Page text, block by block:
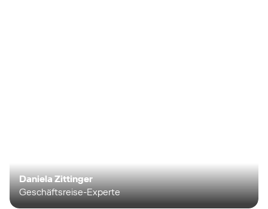
Daniela Zittinger
Geschäftsreise-Experte